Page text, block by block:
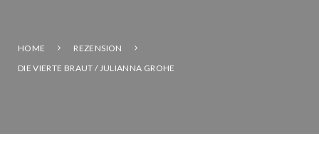
HOME
REZENSION
DIE VIERTE BRAUT / JULIANNA GROHE